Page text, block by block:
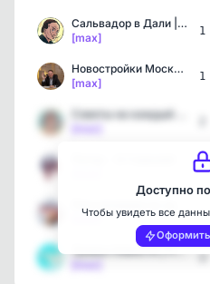
Сальвадор в Дали | Юмор 😉
[max]
1
Новостройки Москвы - Мих…
[max]
1
2
[max]
1
Трэвел Новости | Путешес…
3
Доступно
Чтобы увидеть все